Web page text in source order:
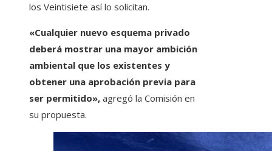
los Veintisiete así lo solicitan.
«Cualquier nuevo esquema privado
deberá mostrar una mayor ambición
ambiental que los existentes y
obtener una aprobación previa para
ser permitido», agregó la Comisión en
su propuesta.